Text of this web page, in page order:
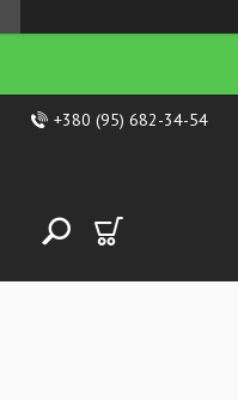
+380 (95) 682-34-54